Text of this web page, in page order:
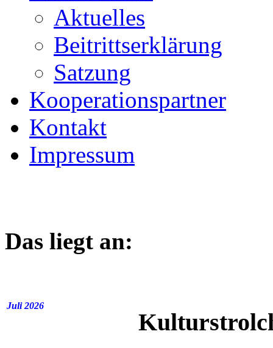
Aktuelles
Beitrittserklärung
Satzung
Kooperationspartner
Kontakt
Impressum
Das liegt an:
Juli 2026